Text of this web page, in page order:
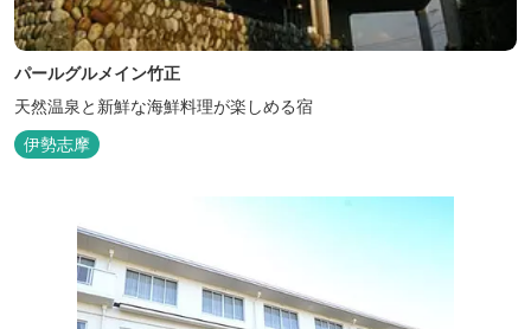
パールグルメイン竹正
天然温泉と新鮮な海鮮料理が楽しめる宿
伊勢志摩